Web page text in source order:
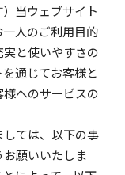
当ウェブサイト
人のご利用目的
と使いやすさの
通じてお客様と
へのサービスの
ては、以下の事
願いいたしま